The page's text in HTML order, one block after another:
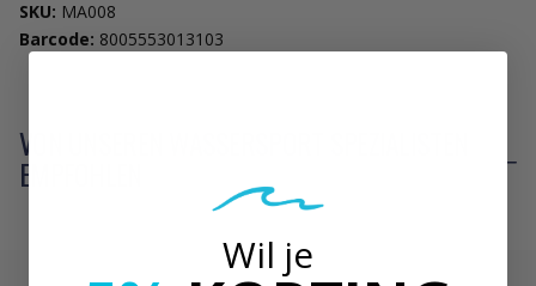
SKU: MA008
Barcode: 8005553013103
VON UNSEREN WASSERSPORT SPEZIALISTEN
EMPFOHLEN
Wil je